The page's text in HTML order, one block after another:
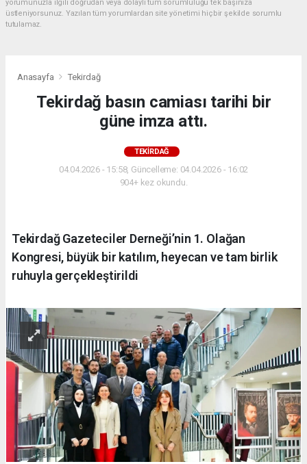
yorumunuzla ilgili doğrudan veya dolaylı tüm sorumluluğu tek başınıza
üstleniyorsunuz. Yazılan tüm yorumlardan site yönetimi hiçbir şekilde sorumlu
tutulamaz.
Anasayfa Tekirdağ
Tekirdağ basın camiası tarihi bir
güne imza attı.
TEKIRDAĞ
04.04.2026 - 15:58, Güncelleme: 04.04.2026 - 16:02
904+ kez okundu.
Tekirdağ Gazeteciler Derneği’nin 1. Olağan
Kongresi, büyük bir katılım, heyecan ve tam birlik
ruhuyla gerçekleştirildi